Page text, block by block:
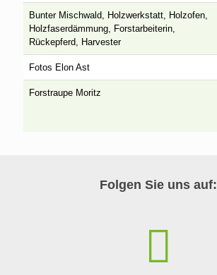
Bunter Mischwald, Holzwerkstatt, Holzofen,
Holzfaserdämmung, Forstarbeiterin,
Rückepferd, Harvester
Fotos Elon Ast
Forstraupe Moritz
Folgen Sie uns auf: